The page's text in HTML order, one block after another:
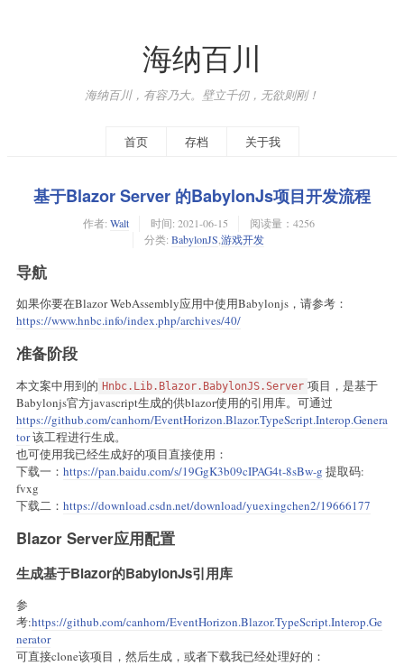
海纳百川
海纳百川，有容乃大。壁立千仞，无欲则刚！
首页 存档 关于我
基于Blazor Server 的BabylonJs项目开发流程
作者: Walt 时间: 2021-06-15
阅读量：4256
分类: BabylonJS 游戏开发
导航
如果你要在Blazor WebAssembly应用中使用Babylonjs，请参考：
https://www.hnbc.info/index.php/archives/40/
准备阶段
本文案中用到的 Hnbc.Lib.Blazor.BabylonJS.Server 项目，是基于
Babylonjs官方javascript生成的供blazor使用的引用库。可通过
https://github.com/canhorn/EventHorizon.Blazor.TypeScript.Interop.Genera
tor该工程进行生成。
也可使用我已经生成好的项目直接使用：
下载一： https://pan.baidu.com/s/19GgK3b09cIPAG4t-8sBw-g 提取码:
fvxg
下载二： https://download.csdn.net/download/yuexingchen2/19666177
Blazor Server应用配置
生成基于Blazor的BabylonJs引用库
参
考:https://github.com/canhorn/EventHorizon.Blazor.TypeScript.Interop.Ge
nerator
可直接clone该项目，然后生成，或者下载我已经处理好的：